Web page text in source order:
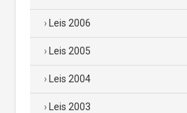
Leis 2006
Leis 2005
Leis 2004
Leis 2003